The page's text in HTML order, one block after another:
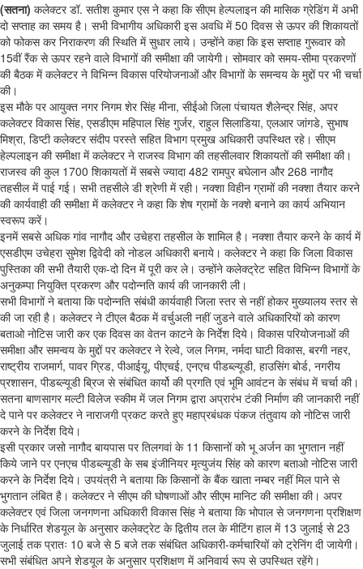
(सतना) कलेक्टर डॉ. सतीश कुमार एस ने कहा कि सीएम हेल्पलाइन की मासिक ग्रेडिंग में अभी
दो सप्ताह का समय है। सभी विभागीय अधिकारी इस अवधि में 50 दिवस से ऊपर की शिकायतों
को फोकस कर निराकरण की स्थिति में सुधार लाये। उन्होंने कहा कि इस सप्ताह गुरूवार को
15वीं रैंक से ऊपर रहने वाले विभागों की समीक्षा की जायेगी। सोमवार को समय-सीमा प्रकरणों
की बैठक में कलेक्टर ने विभिन्न विकास परियोजनाओं और विभागों के समन्वय के मुद्दों पर भी चर्चा
की।
इस मौके पर आयुक्त नगर निगम शेर सिंह मीना, सीईओ जिला पंचायत शैलेन्द्र सिंह, अपर
कलेक्टर विकास सिंह, एसडीएम महिपाल सिंह गुर्जर, राहुल सिलाडिया, एलआर जांगडे, सुभाष
मिश्रा, डिप्टी कलेक्टर संदीप परस्ते सहित विभाग प्रमुख अधिकारी उपस्थित रहे। सीएम
हेल्पलाइन की समीक्षा में कलेक्टर ने राजस्व विभाग की तहसीलवार शिकायतों की समीक्षा की।
राजस्व की कुल 1700 शिकायतों में सबसे ज्यादा 482 रामपुर बघेलान और 268 नागौद
तहसील में पाई गई। सभी तहसीले डी श्रेणी में रही। नक्शा विहीन ग्रामों की नक्शा तैयार करने
की कार्यवाही की समीक्षा में कलेक्टर ने कहा कि शेष ग्रामों के नक्शे बनाने का कार्य अभियान
स्वरूप करें।
इनमें सबसे अधिक गांव नागौद और उचेहरा तहसील के शामिल है। नक्शा तैयार करने के कार्य में
एसडीएम उचेहरा सुमेश द्विवेदी को नोडल अधिकारी बनाये। कलेक्टर ने कहा कि जिला विकास
पुस्तिका की सभी तैयारी एक-दो दिन में पूरी कर ले। उन्होंने कलेक्ट्रेट सहित विभिन्न विभागों के
अनुकम्पा नियुक्ति प्रकरण और पदोन्नति कार्य की जानकारी ली।
सभी विभागों ने बताया कि पदोन्नति संबंधी कार्यवाही जिला स्तर से नहीं होकर मुख्यालय स्तर से
की जा रही है। कलेक्टर ने टीएल बैठक में वर्चुअली नहीं जुडने वाले अधिकारियों को कारण
बताओ नोटिस जारी कर एक दिवस का वेतन काटने के निर्देश दिये। विकास परियोजनाओं की
समीक्षा और समन्वय के मुद्दों पर कलेक्टर ने रेल्वे, जल निगम, नर्मदा घाटी विकास, बरगी नहर,
राष्ट्रीय राजमार्ग, पावर ग्रिड, पीआईयू, पीएचई, एनएच पीडब्ल्यूडी, हाउसिंग बोर्ड, नगरीय
प्रशासन, पीडब्ल्यूडी ब्रिज से संबंधित कार्यो की प्रगति एवं भूमि आवंटन के संबंध में चर्चा की।
सतना बाणसागर मल्टी विलेज स्कीम में जल निगम द्वारा अप्रारंभ टंकी निर्माण की जानकारी नहीं
दे पाने पर कलेक्टर ने नाराजगी प्रकट करते हुए महाप्रबंधक पंकज तंतुवाय को नोटिस जारी
करने के निर्देश दिये।
इसी प्रकार जसो नागौद बायपास पर तिलगवां के 11 किसानों को भू अर्जन का भुगतान नहीं
किये जाने पर एनएच पीडब्ल्यूडी के सब इंजीनियर मृत्युजंय सिंह को कारण बताओ नोटिस जारी
करने के निर्देश दिये। उपयंत्री ने बताया कि किसानों के बैंक खाता नम्बर नहीं मिल पाने से
भुगतान लंबित है। कलेक्टर ने सीएम की घोषणाओं और सीएम मानिट की समीक्षा की। अपर
कलेक्टर एवं जिला जनगणना अधिकारी विकास सिंह ने बताया कि भोपाल से जनगणना प्रशिक्षण
के निर्धारित शेडयूल के अनुसार कलेक्ट्रेट के द्वितीय तल के मीटिंग हाल में 13 जुलाई से 23
जुलाई तक प्रातः 10 बजे से 5 बजे तक संबंधित अधिकारी-कर्मचारियों को ट्रेनिंग दी जायेगी।
सभी संबंधित अपने शेडयूल के अनुसार प्रशिक्षण में अनिवार्य रूप से उपस्थित रहेंगे।